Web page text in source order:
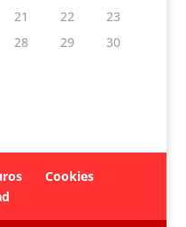
21 22
23
28 29
30
Cookies